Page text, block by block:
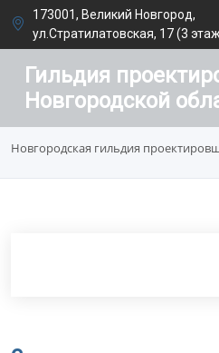
173001, Великий Новгород,
ул.Стратилатовская, 17 (3
Гильдия
Новгородской
Новгородская гильдия